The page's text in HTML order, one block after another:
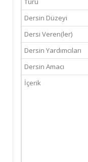
Dersin Düzeyi
Dersi Veren(ler)
Dersin Yardımcıları
Dersin Amacı
İçerik